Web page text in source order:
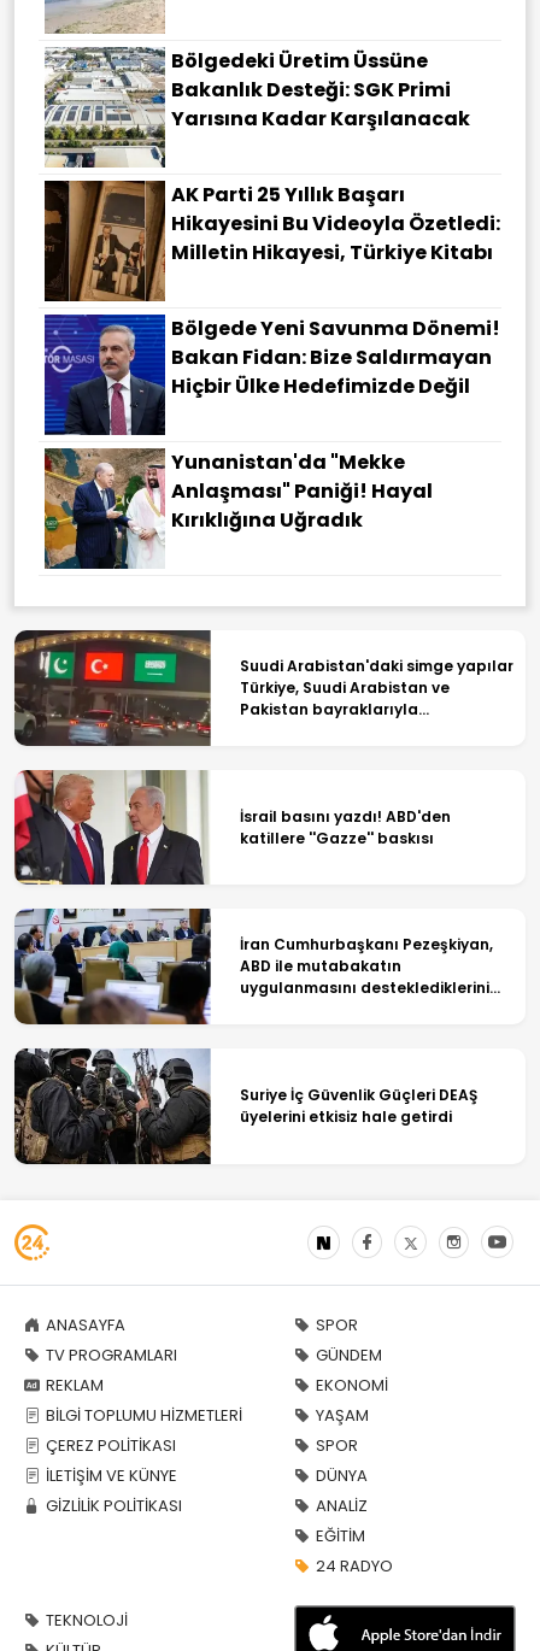
Bölgedeki Üretim Üssüne
Bakanlık Desteği: SGK Primi
Yarısına Kadar Karşılanacak
AK Parti 25 Yıllık Başarı
Hikayesini Bu Videoyla Özetledi:
Milletin Hikayesi, Türkiye Kitabı
Bölgede Yeni Savunma Dönemi!
Bakan Fidan: Bize Saldırmayan
Hiçbir Ülke Hedefimizde Değil
Yunanistan'da "Mekke
Anlaşması" Paniği! Hayal
Kırıklığına Uğradık
Suudi Arabistan'daki simge yapılar
Türkiye, Suudi Arabistan ve
Pakistan bayraklarıyla
İsrail basını yazdı! ABD'den
katillere ''Gazze'' baskısı
İran Cumhurbaşkanı Pezeşkiyan,
ABD ile mutabakatın
uygulanmasını desteklediklerini
Suriye İç Güvenlik Güçleri DEAŞ
üyelerini etkisiz hale getirdi
ANASAYFA
TV PROGRAMLARI
REKLAM
BİLGİ TOPLUMU HİZMETLERİ
ÇEREZ POLİTİKASI
İLETİŞİM VE KÜNYE
GİZLİLİK POLİTİKASI
SPOR
GÜNDEM
EKONOMİ
YAŞAM
SPOR
DÜNYA
ANALİZ
EĞİTİM
24 RADYO
TEKNOLOJİ